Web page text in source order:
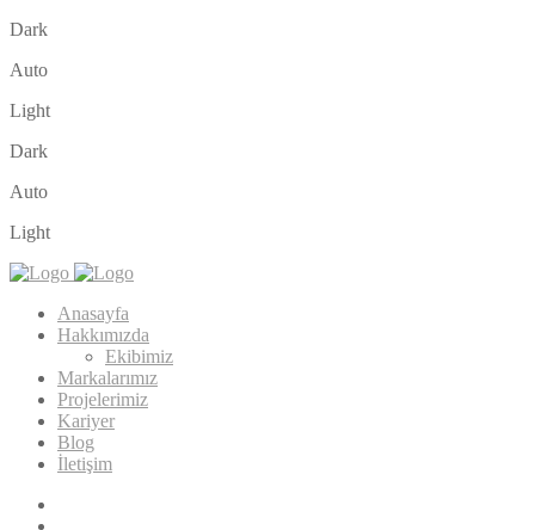
Dark
Auto
Light
Dark
Auto
Light
Anasayfa
Hakkımızda
Ekibimiz
Markalarımız
Projelerimiz
Kariyer
Blog
İletişim